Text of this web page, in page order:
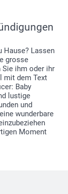
Hause? Lassen
grosse
Sie ihm oder ihr
mit dem Text
Baby
lustige
und
wunderbare
Moment